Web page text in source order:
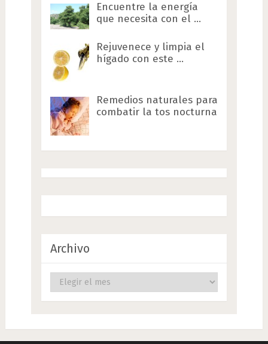
Encuentre la energía
que necesita con el …
Rejuvenece y limpia el
hígado con este …
Remedios naturales para
combatir la tos nocturna
Archivo
Archivo